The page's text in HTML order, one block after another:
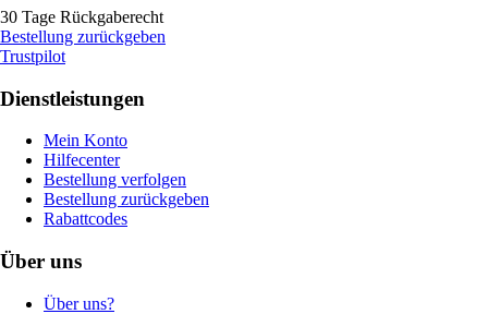
30 Tage Rückgaberecht
Bestellung zurückgeben
Trustpilot
Dienstleistungen
Mein Konto
Hilfecenter
Bestellung verfolgen
Bestellung zurückgeben
Rabattcodes
Über uns
Über uns?